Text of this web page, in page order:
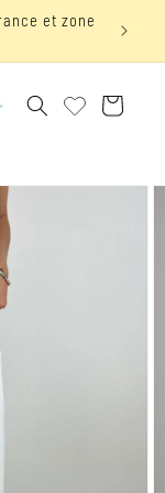
et zone
Panier